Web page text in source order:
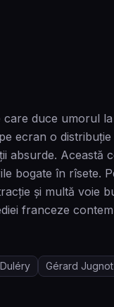
duce umorul
ecran o
Această
bogate în rîsete.
și multă voie
franceze
Gérard Jugnot